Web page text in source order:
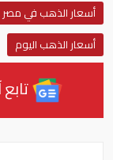
أسعار الذهب في مصر
أسعار الذهب اليوم